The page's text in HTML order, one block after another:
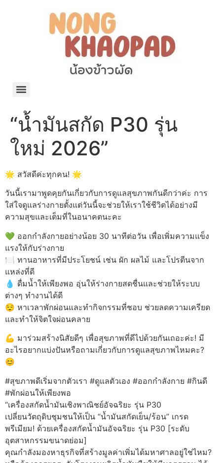
“น้ำมันสกัด P30 รุ่น
ใหม่ 2026”
🌟 สวัสดีค่ะทุกคน! 🌟
วันนี้เรามาพูดคุยกันเกี่ยวกับการดูแลสุขภาพกันดีกว่าค่ะ การ
ใส่ใจดูแลร่างกายตั้งแต่วันนี้จะช่วยให้เราใช้ชีวิตได้อย่างมี
ความสุขและเต็มที่ในอนาคตนะคะ
💚 ออกกำลังกายอย่างน้อย 30 นาทีต่อวัน เพื่อเพิ่มความแข็ง
แรงให้กับร่างกาย
🍽️ ทานอาหารที่มีประโยชน์ เช่น ผัก ผลไม้ และโปรตีนจาก
แหล่งที่ดี
💧 ดื่มน้ำให้เพียงพอ อุ่นให้ร่างกายสดชื่นและช่วยให้ระบบ
ต่างๆ ทำงานได้ดี
😌 หาเวลาพักผ่อนและทำกิจกรรมที่ชอบ ช่วยลดความเครียด
และทำให้จิตใจผ่อนคลาย
💪 มาร่วมสร้างนิสัยดีๆ เพื่อสุขภาพที่ดีไปด้วยกันเถอะค่ะ! มี
อะไรอยากแบ่งปันหรือถามเกี่ยวกับการดูแลสุขภาพไหมคะ?
😊
#สุขภาพดีเริ่มจากตัวเรา #ดูแลตัวเอง #ออกกำลังกาย #กินดี
#พักผ่อนให้เพียงพอ
“เครื่องสกัดน้ำมันเชิงพาณิชย์อัจฉริยะ รุ่น P30
เปลี่ยนวัตถุดิบชุมชนให้เป็น “น้ำมันสกัดเย็น/ร้อน” เกรด
พรีเมียม! ด้วยเครื่องสกัดน้ำมันอัจฉริยะ รุ่น P30 [ระดับ
อุตสาหกรรมขนาดย่อม]
คุณกำลังมองหาธุรกิจที่สร้างมูลค่าเพิ่มได้มหาศาลอยู่ใช่ไหม?